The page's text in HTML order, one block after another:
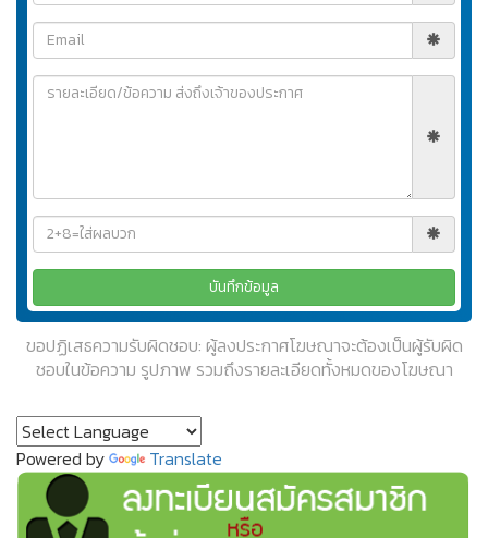
ขอปฏิเสธความรับผิดชอบ: ผู้ลงประกาศโฆษณาจะต้องเป็นผู้รับผิด
ชอบในข้อความ รูปภาพ รวมถึงรายละเอียดทั้งหมดของโฆษณา
Powered by Translate